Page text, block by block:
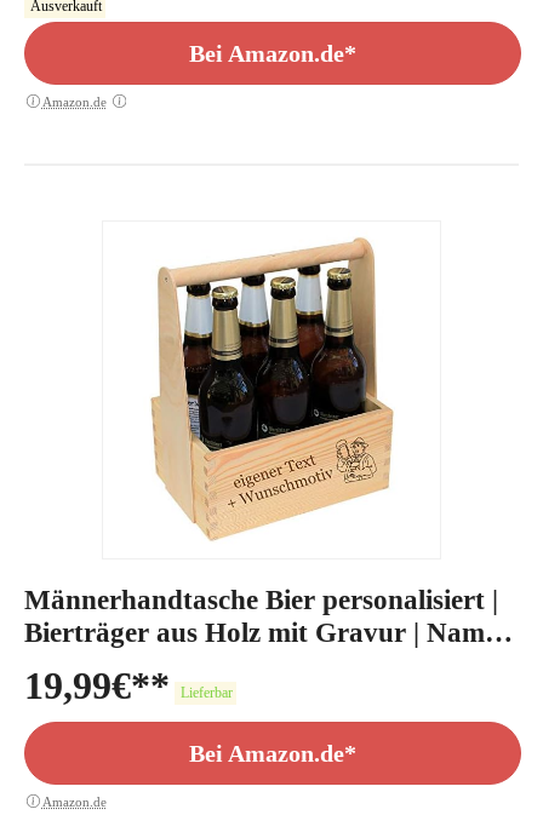
Ausverkauft
Bei Amazon.de*
Amazon.de
Männerhandtasche Bier personalisiert |
Bierträger aus Holz mit Gravur | Name
19,99€ Lieferbar
Bei Amazon.de*
Amazon.de